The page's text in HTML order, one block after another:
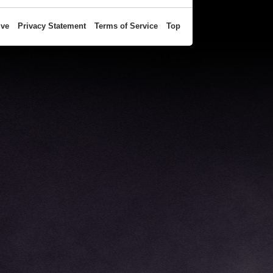
Privacy Statement Terms of Service Top